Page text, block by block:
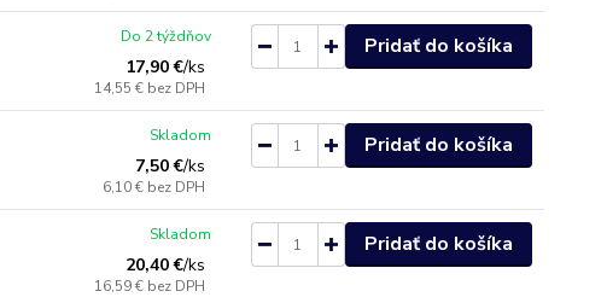
17,90 €/ks
14,55 € bez DPH
Do 2 týždňov Pridať do košíka
7,50 €/ks
6,10 € bez DPH
Skladom Pridať do košíka
20,40 €/ks
16,59 € bez DPH
Skladom Pridať do košíka